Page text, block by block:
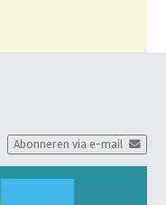
Abonneren via e-mail